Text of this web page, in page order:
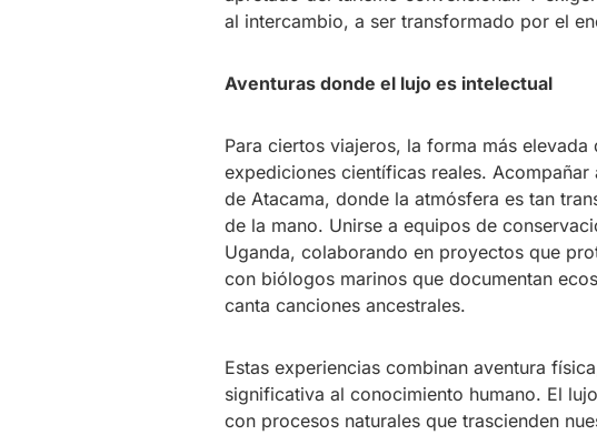
al intercambio, a ser transformado por el
Aventuras donde el lujo es intelectual
Para ciertos viajeros, la forma más
expediciones científicas reales.
de Atacama, donde la atmósfera es tan
de la mano. Unirse a equipos de
Uganda, colaborando en proyectos que
con biólogos marinos que documentan
canta canciones ancestrales.
Estas experiencias combinan aventura
significativa al conocimiento humano. El
con procesos naturales que trascienden